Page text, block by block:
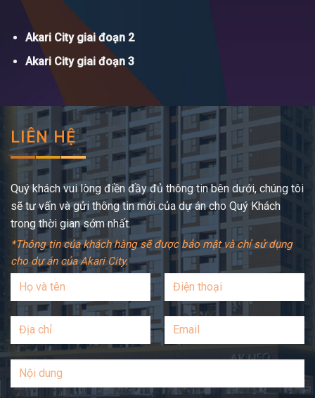
Akari City giai đoạn 2
Akari City giai đoạn 3
LIÊN HỆ
Quý khách vui lòng điền đầy đủ thông tin bên dưới, chúng tôi
sẽ tư vấn và gửi thông tin mới của dự án cho Quý Khách
trong thời gian sớm nhất.
*Thông tin của khách hàng sẽ được bảo mật và chỉ sử dụng
cho dự án của Akari City.